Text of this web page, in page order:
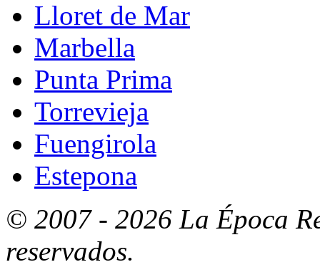
Lloret de Mar
Marbella
Punta Prima
Torrevieja
Fuengirola
Estepona
© 2007 - 2026 La Época
reservados.